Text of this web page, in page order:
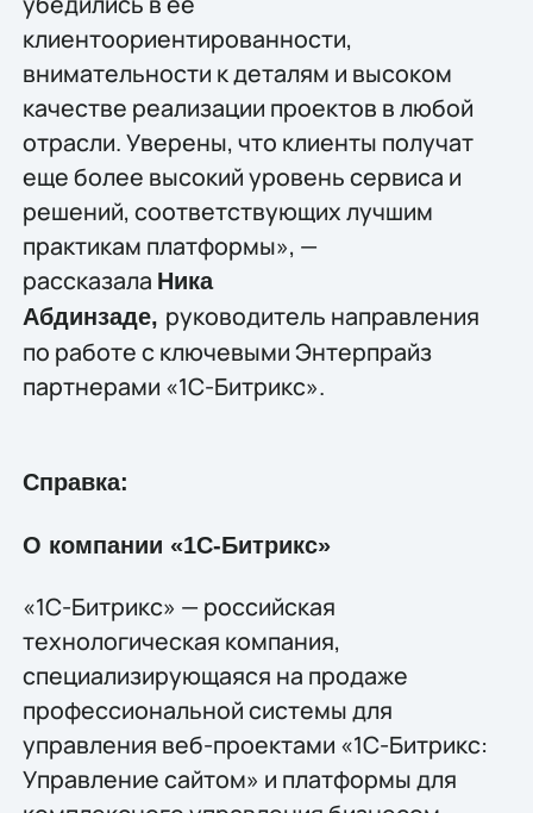
клиентоориентированности,
внимательности к деталям и высоком
качестве реализации проектов в любой
отрасли. Уверены, что клиенты получат
еще более высокий уровень сервиса и
решений, соответствующих лучшим
практикам платформы», —
рассказала Ника
Абдинзаде, руководитель направления
по работе с ключевыми Энтерпрайз
партнерами «1С-Битрикс».
Справка:
О компании «1С-Битрикс»
«1С-Битрикс» — российская
технологическая компания,
специализирующаяся на продаже
профессиональной системы для
управления веб-проектами «1С-Битрикс:
Управление сайтом» и платформы для